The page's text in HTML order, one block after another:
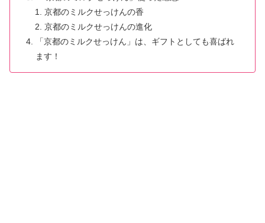
京都のミルクせっけんの香
京都のミルクせっけんの進化
「京都のミルクせっけん」は、ギフトとしても喜ばれ
ます！